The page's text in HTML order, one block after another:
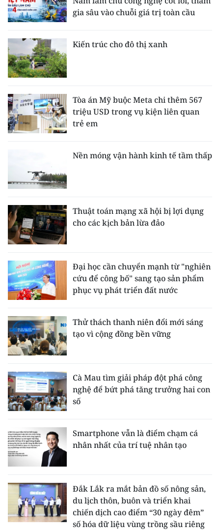
gia sâu vào chuỗi giá trị toàn cầu
Kiến trúc cho đô thị xanh
Tòa án Mỹ buộc Meta chi thêm 567
triệu USD trong vụ kiện liên quan
trẻ em
Nền móng vận hành kinh tế tầm thấp
Thuật toán mạng xã hội bị lợi dụng
cho các kịch bản lừa đảo
Đại học cần chuyển mạnh từ "nghiên
cứu để công bố" sang tạo sản phẩm
phục vụ phát triển đất nước
Thử thách thanh niên đổi mới sáng
tạo vì cộng đồng bền vững
Cà Mau tìm giải pháp đột phá công
nghệ để bứt phá tăng trưởng hai con
số
Smartphone vẫn là điểm chạm cá
nhân nhất của trí tuệ nhân tạo
Đắk Lắk ra mắt bản đồ số nông sản,
du lịch thôn, buôn và triển khai
chiến dịch cao điểm “30 ngày đêm”
số hóa dữ liệu vùng trồng sầu riêng